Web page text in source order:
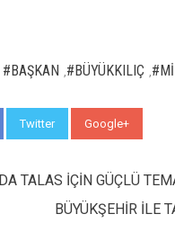
#BAŞKAN #BÜYÜKKILIÇ
Twitter Google+
TALAS İÇİN GÜÇLÜ
BÜYÜKŞEHİR İLE